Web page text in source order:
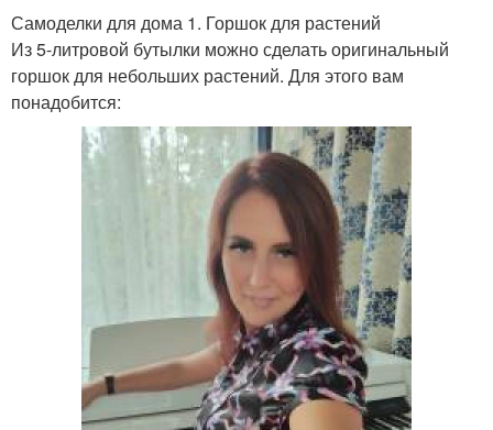
Самоделки для дома 1. Горшок для растений
Из 5-литровой бутылки можно сделать оригинальный
горшок для небольших растений. Для этого вам
понадобится: